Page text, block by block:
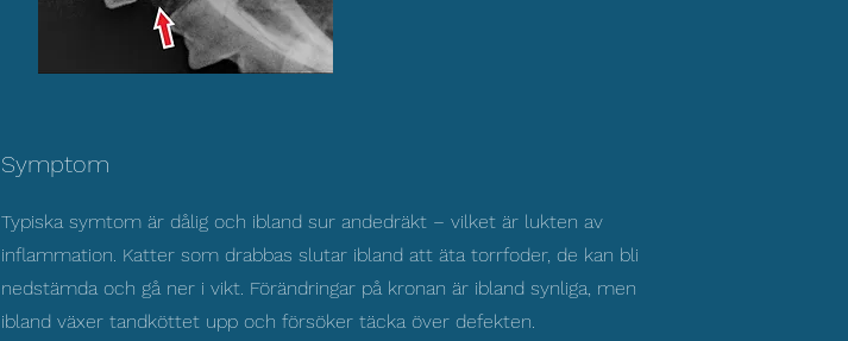
Symptom
Typiska symtom är dålig och ibland sur andedräkt – vilket är lukten av
inflammation. Katter som drabbas slutar ibland att äta torrfoder, de kan bli
nedstämda och gå ner i vikt. Förändringar på kronan är ibland synliga, men
ibland växer tandköttet upp och försöker täcka över defekten.